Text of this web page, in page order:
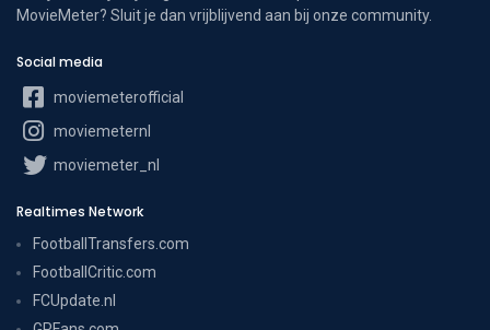
MovieMeter? Sluit je dan vrijblijvend aan bij onze community.
Social media
moviemeterofficial
moviemeternl
moviemeter_nl
Realtimes Network
FootballTransfers.com
FootballCritic.com
FCUpdate.nl